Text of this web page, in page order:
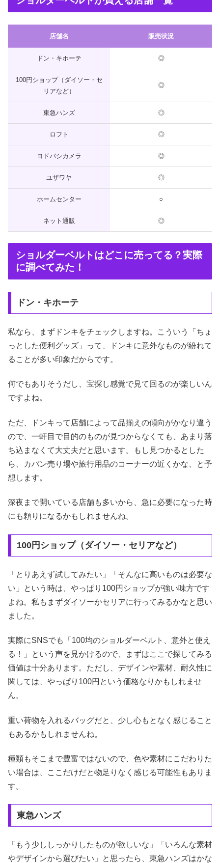
店舗名 販売状況
ドン・キホーテ ◎
100円ショップ（ダイソー・セ
リアなど）
◎
東急ハンズ ◎
ロフト ◎
ヨドバシカメラ ◎
ユザワヤ ◎
ホームセンター ○
ネット通販 ◎
ショルダーベルトはどこに売ってる？実際
に調べてみた！
ドン・キホーテ
私なら、まずドンキをチェックしますね。こういう「ちょ
っとした便利グッズ」って、ドンキに意外なものが紛れて
ることが多い印象だからです。
何でもありそうだし、宝探し感覚で見て回るのが楽しいん
ですよね。
ただ、ドンキって店舗によって品揃えの傾向がかなり違う
ので、一軒目で目的のものが見つからなくても、あまり落
ち込まなくて大丈夫だと思います。もし見つかるとした
ら、カバン売り場や旅行用品のコーナーの近くかな、と予
想します。
深夜まで開いている店舗も多いから、急に必要になった時
にも頼りになるかもしれませんね。
100円ショップ（ダイソー・セリアなど）
「とりあえず試してみたい」「そんなに高いものは必要な
い」という時は、やっぱり100円ショップが強い味方です
よね。私もまずダイソーかセリアに行ってみるかなと思い
ました。
実際にSNSでも「100均のショルダーベルト、意外と使え
る！」という声を見かけるので、まずはここで探してみる
価値は十分あります。ただし、デザインや素材、耐久性に
関しては、やっぱり100円という価格なりかもしれませ
ん。
重い荷物を入れるバッグだと、少し心もとなく感じること
もあるかもしれませんね。
種類もそこまで豊富ではないので、色や素材にこだわりた
い場合は、ここだけだと物足りなく感じる可能性もありま
す。
東急ハンズ
「もう少ししっかりしたものが欲しいな」「いろんな素材
やデザインから選びたい」と思ったら、東急ハンズはかな